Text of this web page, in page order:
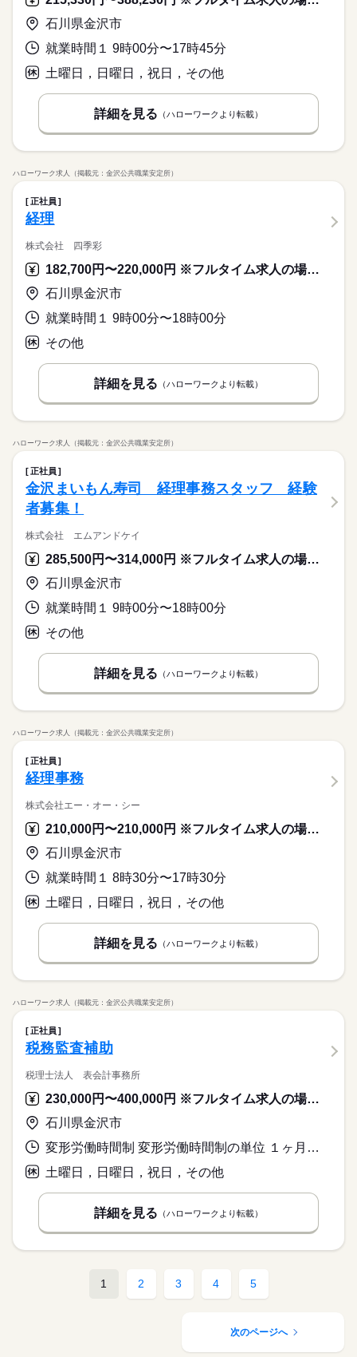
石川県金沢市
就業時間１ 9時00分〜17時45分
土曜日，日曜日，祝日，その他
詳細を見る （ハローワークより転載）
ハローワーク求人（掲載元：金沢公共職業安定所）
正社員
経理
株式会社 四季彩
182,700円〜220,000円 ※フルタイム求人の場合は月額（換算額）、パート求人の場合は時間額を表示しています。
石川県金沢市
就業時間１ 9時00分〜18時00分
その他
詳細を見る （ハローワークより転載）
ハローワーク求人（掲載元：金沢公共職業安定所）
正社員
金沢まいもん寿司 経理事務スタッフ 経験
者募集！
株式会社 エムアンドケイ
285,500円〜314,000円 ※フルタイム求人の場合は月額（換算額）、パート求人の場合は時間額を表示しています。
石川県金沢市
就業時間１ 9時00分〜18時00分
その他
詳細を見る （ハローワークより転載）
ハローワーク求人（掲載元：金沢公共職業安定所）
正社員
経理事務
株式会社エー・オー・シー
210,000円〜210,000円 ※フルタイム求人の場合は月額（換算額）、パート求人の場合は時間額を表示しています。
石川県金沢市
就業時間１ 8時30分〜17時30分
土曜日，日曜日，祝日，その他
詳細を見る （ハローワークより転載）
ハローワーク求人（掲載元：金沢公共職業安定所）
正社員
税務監査補助
税理士法人 表会計事務所
230,000円〜400,000円 ※フルタイム求人の場合は月額（換算額）、パート求人の場合は時間額を表示しています。
石川県金沢市
変形労働時間制 変形労働時間制の単位 １ヶ月単位 就業時間１ 8時45分〜17時30分 就業時間に関する特記事項 ひと月の日数により総労働時間が変わりますが１６０～１７７．１
土曜日，日曜日，祝日，その他
詳細を見る （ハローワークより転載）
1 2 3 4 5
次のページへ